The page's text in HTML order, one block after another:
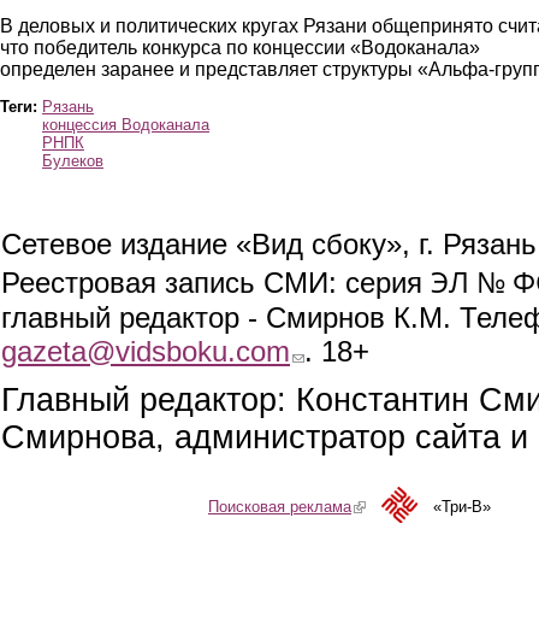
В деловых и политических кругах Рязани общепринято
что победитель конкурса по концессии «Водоканала»
определен заранее и представляет структуры «Альфа-
Теги: Рязань
концессия Водоканала
РНПК
Булеков
Сетевое издание «Вид сбоку», г.
Реестровая запись СМИ: серия ЭЛ №
главный редактор - Смирнов К.М.
gazeta@vidsboku.com (link sends e-mail)
. 18+
Главный редактор: Константин
Смирнова, администратор сайта
Поисковая реклама(link is external)«Три-В»